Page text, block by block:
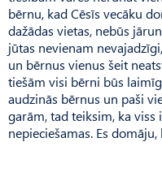
bērnu, kad Cēsīs vecāku
dažādas vietas, nebūs
jūtas nevienam
un bērnus vienus šeit
tiešām visi bērni būs
audzinās bērnus un paši
garām, tad teiksim, ka
nepieciešamas. Es